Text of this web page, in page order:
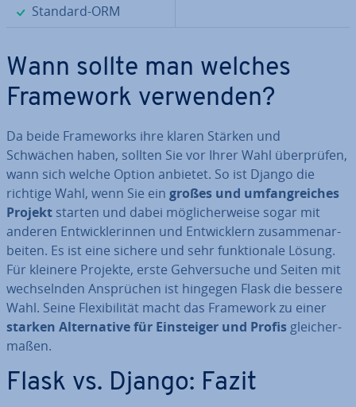
✓
Standard-ORM
Wann sollte man welches
Framework verwenden?
Da beide Frame­works ihre klaren Stärken und
Schwächen haben, sollten Sie vor Ihrer Wahl über­prü­fen,
wann sich welche Option anbietet. So ist Django die
richtige Wahl, wenn Sie ein großes und um­fang­rei­ches
Projekt starten und dabei mög­li­cher­wei­se sogar mit
anderen Ent­wick­le­rin­nen und Ent­wick­lern zu­sam­men­ar­
bei­ten. Es ist eine sichere und sehr funk­tio­na­le Lösung.
Für kleinere Projekte, erste Geh­ver­su­che und Seiten mit
wech­seln­den An­sprü­chen ist hingegen Flask die bessere
Wahl. Seine Fle­xi­bi­li­tät macht das Framework zu einer
starken Al­ter­na­ti­ve für Ein­stei­ger und Profis glei­cher­
ma­ßen.
Flask vs. Django: Fazit